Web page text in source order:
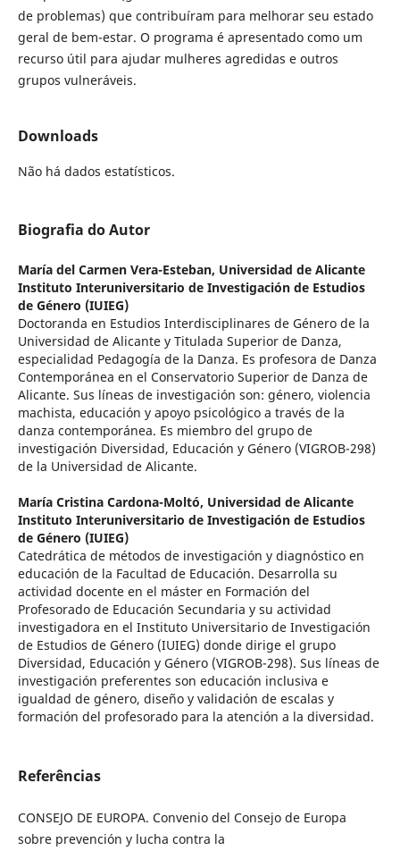
de problemas) que contribuíram para melhorar seu estado
geral de bem-estar. O programa é apresentado como um
recurso útil para ajudar mulheres agredidas e outros
grupos vulneráveis.
Downloads
Não há dados estatísticos.
Biografia do Autor
María del Carmen Vera-Esteban, Universidad de Alicante
Instituto Interuniversitario de Investigación de Estudios
de Género (IUIEG)
Doctoranda en Estudios Interdisciplinares de Género de la
Universidad de Alicante y Titulada Superior de Danza,
especialidad Pedagogía de la Danza. Es profesora de Danza
Contemporánea en el Conservatorio Superior de Danza de
Alicante. Sus líneas de investigación son: género, violencia
machista, educación y apoyo psicológico a través de la
danza contemporánea. Es miembro del grupo de
investigación Diversidad, Educación y Género (VIGROB-298)
de la Universidad de Alicante.
María Cristina Cardona-Moltó, Universidad de Alicante
Instituto Interuniversitario de Investigación de Estudios
de Género (IUIEG)
Catedrática de métodos de investigación y diagnóstico en
educación de la Facultad de Educación. Desarrolla su
actividad docente en el máster en Formación del
Profesorado de Educación Secundaria y su actividad
investigadora en el Instituto Universitario de Investigación
de Estudios de Género (IUIEG) donde dirige el grupo
Diversidad, Educación y Género (VIGROB-298). Sus líneas de
investigación preferentes son educación inclusiva e
igualdad de género, diseño y validación de escalas y
formación del profesorado para la atención a la diversidad.
Referências
CONSEJO DE EUROPA. Convenio del Consejo de Europa
sobre prevención y lucha contra la